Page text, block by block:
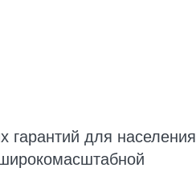
гарантий для населения